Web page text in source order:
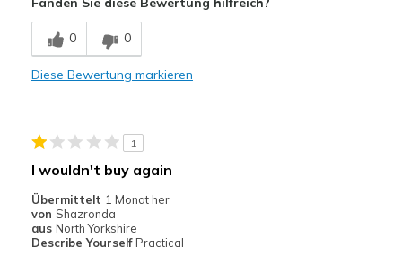
Comfortable
Geeignete Verwendung
Casual Wear
Feels half size too big
View On Shoes
I'm Into Shoes
0 0
Diese Bewertung markieren
1
I wouldn't buy again
Übermittelt 1 Monat her
von Shazronda
aus North Yorkshire
Describe Yourself Practical